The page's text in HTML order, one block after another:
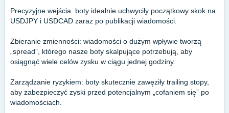
Precyzyjne wejścia: boty idealnie uchwyciły początkowy skok na
USDJPY i USDCAD zaraz po publikacji wiadomości.
Zbieranie zmienności: wiadomości o dużym wpływie tworzą
„spread”, którego nasze boty skalpujące potrzebują, aby
osiągnąć wiele celów zysku w ciągu jednej godziny.
Zarządzanie ryzykiem: boty skutecznie zawęziły trailing stopy,
aby zabezpieczyć zyski przed potencjalnym „cofaniem się” po
wiadomościach.